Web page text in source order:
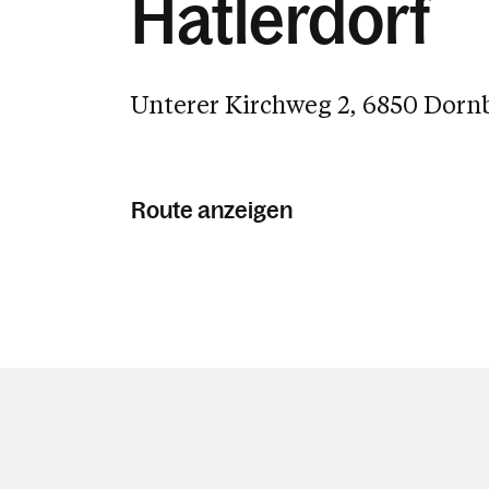
Hatlerdorf
Unterer Kirchweg 2, 6850
Route anzeigen